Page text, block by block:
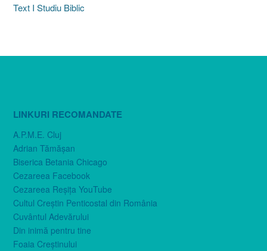
Text I Studiu Biblic
LINKURI RECOMANDATE
A.P.M.E. Cluj
Adrian Tămăşan
Biserica Betania Chicago
Cezareea Facebook
Cezareea Reşiţa YouTube
Cultul Creştin Penticostal din România
Cuvântul Adevărului
Din inimă pentru tine
Foaia Creştinului